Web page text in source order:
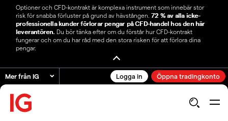
Optioner och CFD-kontrakt är komplexa instrument som innebär stor
risk för snabba förluster på grund av hävstången. 72 % av alla icke-
professionella kunder förlorar pengar på CFD-handel hos den här
leverantören. Du bör tänka efter om du förstår hur CFD-kontrakt
fungerar och om du har råd med den stora risken för att förlora dina
pengar.
Mer från IG Logga in Öppna tradingkonto